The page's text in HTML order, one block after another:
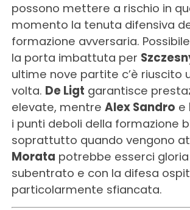
possono mettere a rischio in
momento la tenuta difensiva
formazione avversaria.
la porta imbattuta per
ultime nove partite c’è riuscito
volta. De Ligt garantisce
elevate, mentre Alex Sandro e
i punti deboli della formazione
soprattutto quando vengono
Morata potrebbe esserci
subentrato e con la difesa
particolarmente sfiancata.